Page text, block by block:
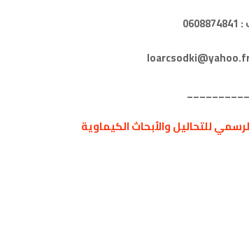
للتحاليل والأبحاث الكيماوية